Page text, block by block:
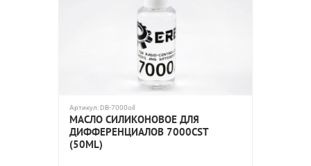
Артикул: DB-7000oil
МАСЛО СИЛИКОНОВОЕ ДЛЯ
ДИФФЕРЕНЦИАЛОВ 7000CST
(50ML)